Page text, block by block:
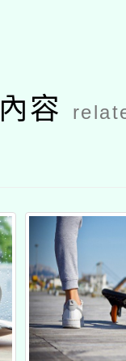
容